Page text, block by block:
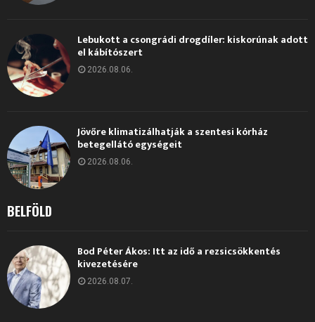
Lebukott a csongrádi drogdíler: kiskorúnak adott
el kábítószert
2026.08.06.
Jövőre klimatizálhatják a szentesi kórház
betegellátó egységeit
2026.08.06.
BELFÖLD
Bod Péter Ákos: Itt az idő a rezsicsökkentés
kivezetésére
2026.08.07.